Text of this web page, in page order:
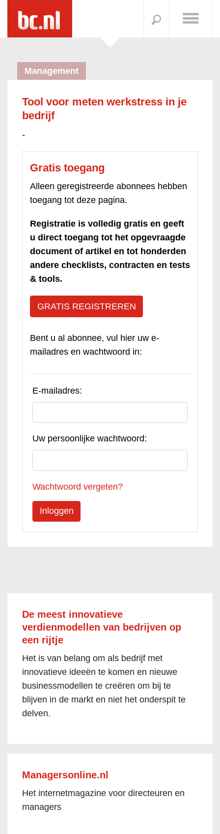
Management
Tool voor meten werkstress in je
bedrijf
-
Gratis toegang
Alleen geregistreerde abonnees hebben
toegang tot deze pagina.
Registratie is volledig gratis en geeft
u direct toegang tot het opgevraagde
document of artikel en tot honderden
andere checklists, contracten en tests
& tools.
GRATIS REGISTREREN
Bent u al abonnee, vul hier uw e-
mailadres en wachtwoord in:
E-mailadres:
Uw persoonlijke wachtwoord:
Wachtwoord vergeten?
De meest innovatieve
verdienmodellen van bedrijven op
een rijtje
Het is van belang om als bedrijf met
innovatieve ideeën te komen en nieuwe
businessmodellen te creëren om bij te
blijven in de markt en niet het onderspit te
delven.
Managersonline.nl
Het internetmagazine voor directeuren en
managers